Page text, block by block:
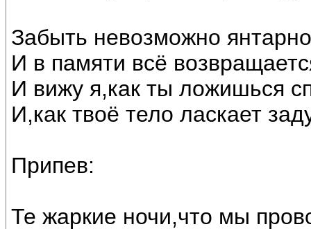
Забыть невозможно
И в памяти всё
И вижу я,как ты ложишься
И,как твоё тело ласкает
Припев:
Те жаркие ночи,что мы